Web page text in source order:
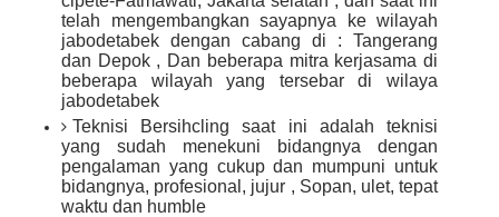
telah mengembangkan sayapnya ke wilayah
jabodetabek dengan cabang di : Tangerang
dan Depok , Dan beberapa mitra kerjasama di
beberapa wilayah yang tersebar di wilaya
jabodetabek
Teknisi Bersihcling saat ini adalah teknisi
yang sudah menekuni bidangnya dengan
pengalaman yang cukup dan mumpuni untuk
bidangnya, profesional, jujur , Sopan, ulet, tepat
waktu dan humble